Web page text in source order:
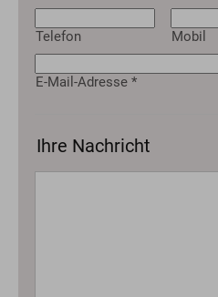
Telefon Mobil
E-Mail-Adresse *
Ihre Nachricht